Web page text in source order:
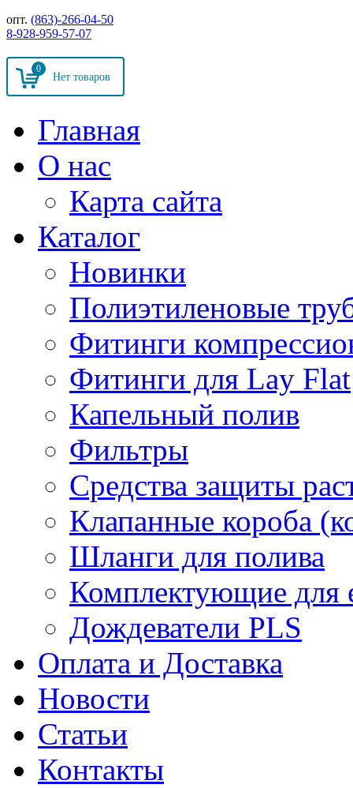
опт. (863)-266-04-50
8-928-959-57-07
0
Главная
О нас
Карта сайта
Каталог
Новинки
Полиэтиленовые
Фитинги
Фитинги для Lay Flat
Капельный полив
Фильтры
Средства защиты
Клапанные короба
Шланги для полива
Комплектующие для
Дождеватели PLS
Оплата и Доставка
Новости
Статьи
Контакты